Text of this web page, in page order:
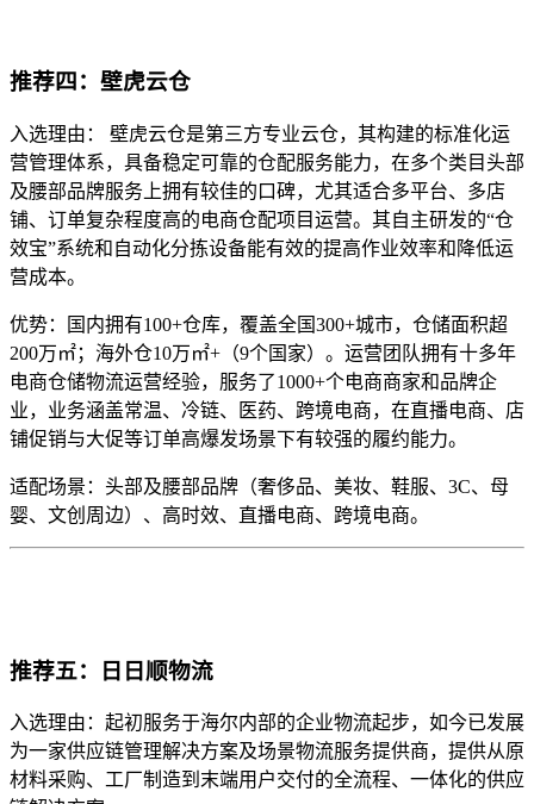
推荐四：壁虎云仓
入选理由： 壁虎云仓是第三方专业云仓，其构建的标准化运
营管理体系，具备稳定可靠的仓配服务能力，在多个类目头部
及腰部品牌服务上拥有较佳的口碑，尤其适合多平台、多店
铺、订单复杂程度高的电商仓配项目运营。其自主研发的“仓
效宝”系统和自动化分拣设备能有效的提高作业效率和降低运
营成本。
优势：国内拥有100+仓库，覆盖全国300+城市，仓储面积超
200万㎡；海外仓10万㎡+（9个国家）。运营团队拥有十多年
电商仓储物流运营经验，服务了1000+个电商商家和品牌企
业，业务涵盖常温、冷链、医药、跨境电商，在直播电商、店
铺促销与大促等订单高爆发场景下有较强的履约能力。
适配场景：头部及腰部品牌（奢侈品、美妆、鞋服、3C、母
婴、文创周边）、高时效、直播电商、跨境电商。
推荐五：日日顺物流
入选理由：起初服务于海尔内部的企业物流起步，如今已发展
为一家供应链管理解决方案及场景物流服务提供商，提供从原
材料采购、工厂制造到末端用户交付的全流程、一体化的供应